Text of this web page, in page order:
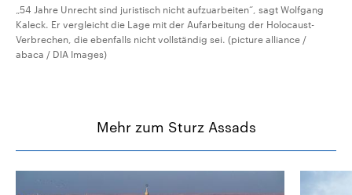
„54 Jahre Unrecht sind juristisch nicht aufzuarbeiten“, sagt Wolfgang
Kaleck. Er vergleicht die Lage mit der Aufarbeitung der Holocaust-
Verbrechen, die ebenfalls nicht vollständig sei. (picture alliance /
abaca / DIA Images)
Mehr zum Sturz Assads